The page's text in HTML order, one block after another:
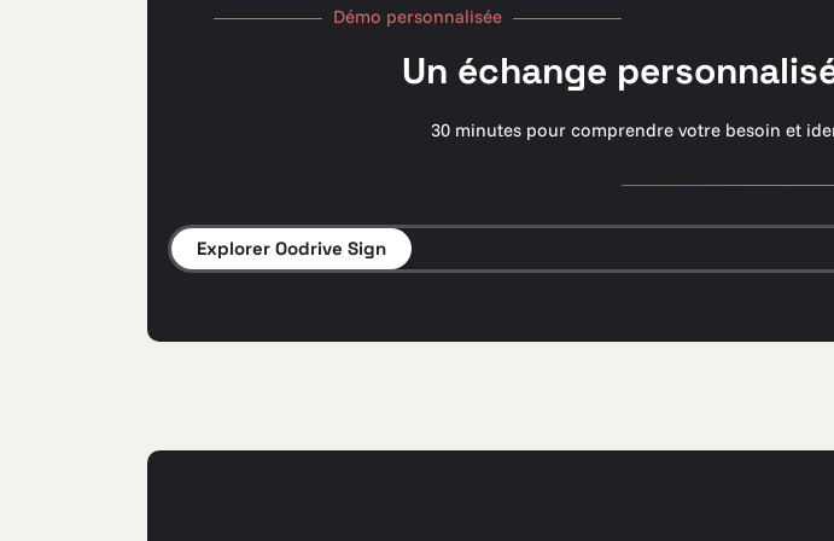
Démo personnalisée
Un échange
30 minutes pour comprendre votre besoin et
Explorer Oodrive Sign